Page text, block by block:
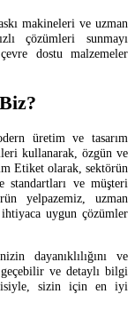
makineleri ve uzman
çözümleri sunmayı
dostu malzemeler
üretim ve tasarım
kullanarak, özgün ve
Etiket olarak, sektörün
ve müşteri
yelpazemiz, uzman
uygun çözümler
dayanıklılığını ve
ve detaylı bilgi
sizin için en iyi